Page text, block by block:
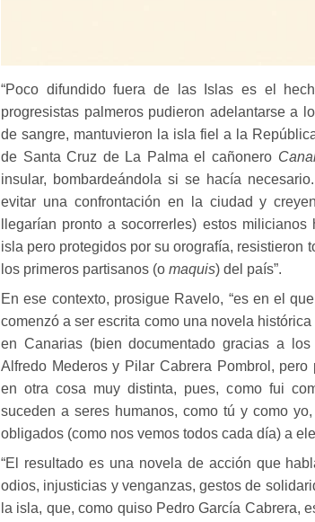
“Poco difundido fuera de las Islas es el
progresistas palmeros pudieron adelantarse a
de sangre, mantuvieron la isla fiel a la
de Santa Cruz de La Palma el cañonero
insular, bombardeándola si se hacía
evitar una confrontación en la ciudad y
llegarían pronto a socorrerles) estos
isla pero protegidos por su orografía, resistieron
los primeros partisanos (o maquis) del país”.
En ese contexto, prosigue Ravelo, “es en el
comenzó a ser escrita como una novela
en Canarias (bien documentado gracias a
Alfredo Mederosy Pilar Cabrera Pombrol , pero
en otra cosa muy distinta, pues, como fui
suceden a seres humanos, como tú y como
obligados (como nos vemos todos cada día) a
“El resultado es una novela de acción que
odios, injusticias y venganzas, gestos de
la isla, que, como quiso Pedro García Cabrera,